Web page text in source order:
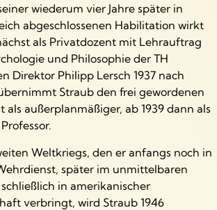
wiederum vier Jahre später in
abgeschlossenen Habilitation wirkt
als Privatdozent mit Lehrauftrag
und Philosophie der TH
Direktor Philipp Lersch 1937 nach
Straub den frei gewordenen
als außerplanmäßiger, ab 1939 dann als
Weltkriegs, den er anfangs noch in
später im unmittelbaren
in amerikanischer
verbringt, wird Straub 1946